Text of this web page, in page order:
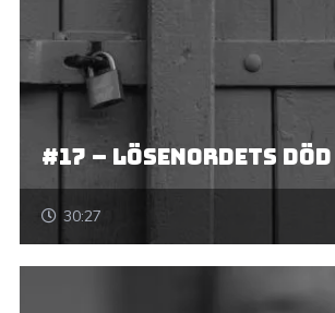
#17 – Lösenordets död
30:27